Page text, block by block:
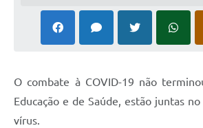
O combate à COVID-19 não
Educação e de Saúde, estão juntas
vírus.